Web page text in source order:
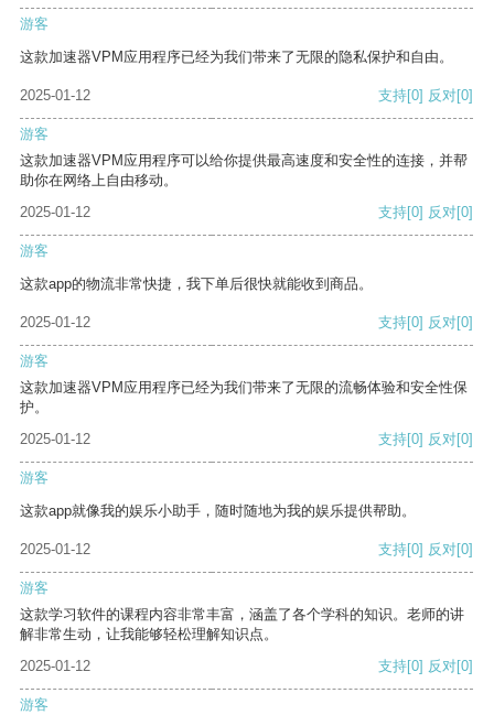
游客
这款加速器VPM应用程序已经为我们带来了无限的隐私保护和自由。
2025-01-12 支持[0] 反对[0]
游客
这款加速器VPM应用程序可以给你提供最高速度和安全性的连接，并帮
助你在网络上自由移动。
2025-01-12
支持[0] 反对[0]
游客
这款app的物流非常快捷，我下单后很快就能收到商品。
2025-01-12 支持[0] 反对[0]
游客
这款加速器VPM应用程序已经为我们带来了无限的流畅体验和安全性保
护。
2025-01-12
支持[0] 反对[0]
游客
这款app就像我的娱乐小助手，随时随地为我的娱乐提供帮助。
2025-01-12 支持[0] 反对[0]
游客
这款学习软件的课程内容非常丰富，涵盖了各个学科的知识。老师的讲
解非常生动，让我能够轻松理解知识点。
2025-01-12
支持[0] 反对[0]
游客